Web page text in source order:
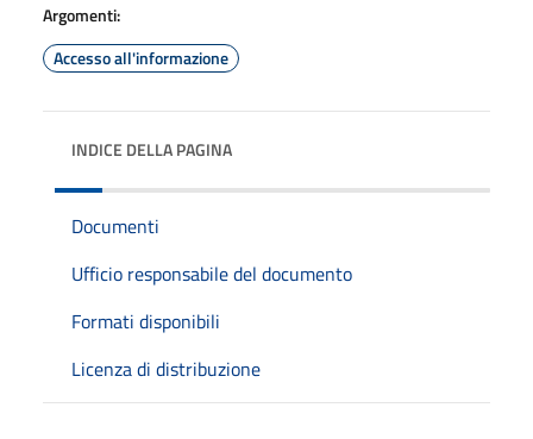
Argomenti:
Accesso all'informazione
INDICE DELLA PAGINA
Documenti
Ufficio responsabile del documento
Formati disponibili
Licenza di distribuzione